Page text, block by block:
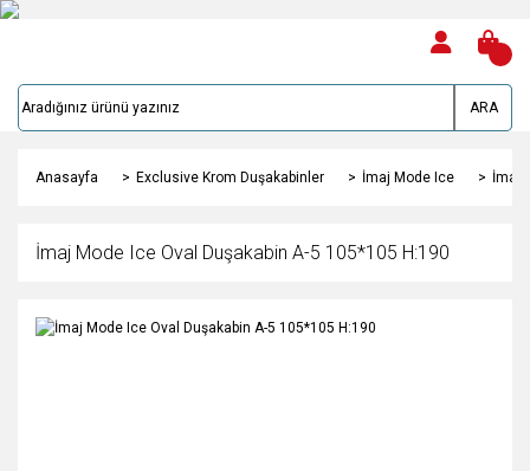
ARA
Anasayfa Exclusive Krom Duşakabinler İmaj Mode Ice İmaj
İmaj Mode Ice Oval Duşakabin A-5 105*105 H:190